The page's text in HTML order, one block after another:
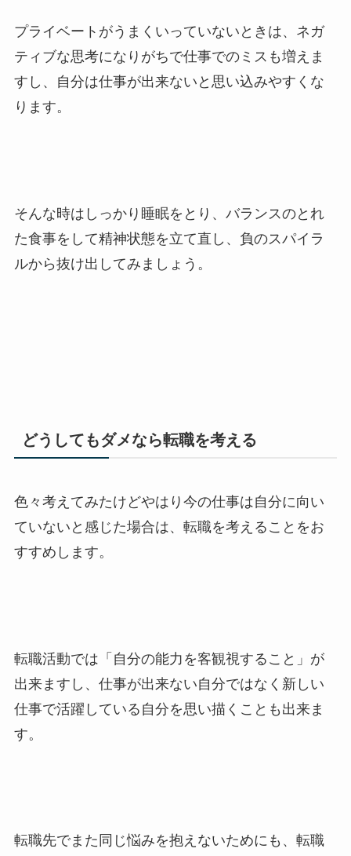
プライベートがうまくいっていないときは、ネガ
ティブな思考になりがちで仕事でのミスも増えま
すし、自分は仕事が出来ないと思い込みやすくな
ります。
そんな時はしっかり睡眠をとり、バランスのとれ
た食事をして精神状態を立て直し、負のスパイラ
ルから抜け出してみましょう。
どうしてもダメなら転職を考える
色々考えてみたけどやはり今の仕事は自分に向い
ていないと感じた場合は、 転職を考えることをお
すすめします。
転職活動では「自分の能力を客観視すること」が
出来ますし、仕事が出来ない自分ではなく新しい
仕事で活躍している自分を思い描くことも出来ま
す。
転職先でまた同じ悩みを抱えないためにも、 転職